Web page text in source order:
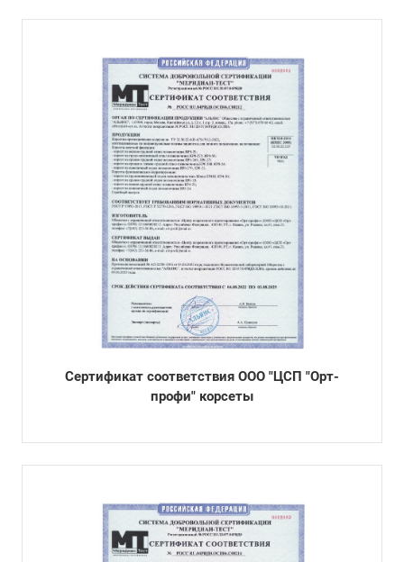
Cертификат соответствия ООО "ЦСП "Орт-
профи" корсеты